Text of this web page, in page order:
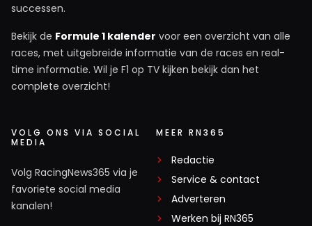
successen.
Bekijk de Formule 1 kalender voor een overzicht van alle
races, met uitgebreide informatie van de races en real-
time informatie. Wil je F1 op TV kijken bekijk dan het
complete overzicht!
VOLG ONS VIA SOCIAL
MEDIA
Volg RacingNews365 via je
favoriete social media
kanalen!
MEER RN365
Redactie
Service & contact
Adverteren
Werken bij RN365